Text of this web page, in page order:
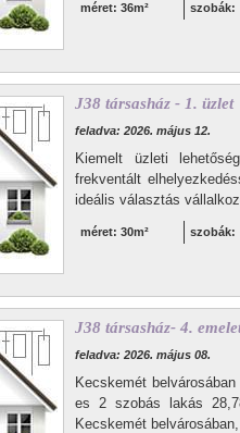
méret: 36m² szobák:
J38 társasház - 1. üzlet
feladva: 2026. május 12.
Kiemelt üzleti
frekventált
ideális választás
méret: 30m² szobák:
J38 társasház- 4.
feladva: 2026. május 08.
Kecskemét
es 2 szobás lakás
Kecskemét